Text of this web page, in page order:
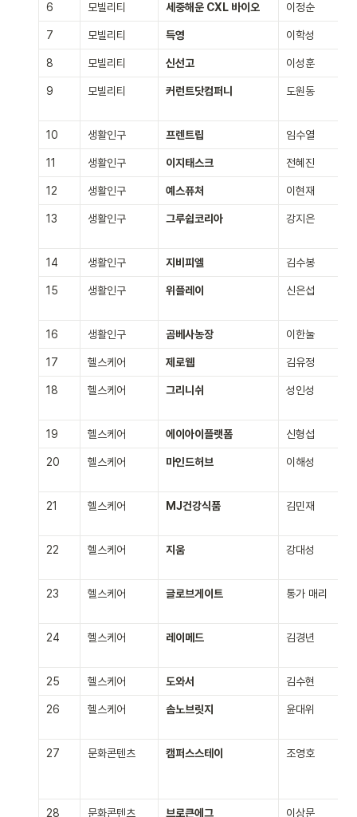
6 모빌리티 세중해운 CXL 바이오 이정순
7 모빌리티 득영 이학성
8 모빌리티 신선고 이성훈
9 모빌리티 커런트닷컴퍼니 도원동
10 생활인구 프렌트립 임수열
11 생활인구 이지태스크 전혜진
12 생활인구 예스퓨처 이현재
13 생활인구 그루쉽코리아 강지은
14 생활인구 지비피엘 김수봉
15 생활인구 위플레이 신은섭
16 생활인구 곰베사농장 이한눌
17 헬스케어 제로웹 김유정
18 헬스케어 그리니쉬 성인성
19 헬스케어 에이아이플랫폼 신형섭
20 헬스케어 마인드허브 이해성
21 헬스케어 MJ건강식품 김민재
22 헬스케어 지움 강대성
23 헬스케어 글로브게이트 통가 매리
24 헬스케어 레이메드 김경년
25 헬스케어 도와서 김수현
26 헬스케어 솜노브릿지 윤대위
27 문화콘텐츠 캠퍼스스테이 조영호
28 문화콘텐츠 브로큰에그 이상문